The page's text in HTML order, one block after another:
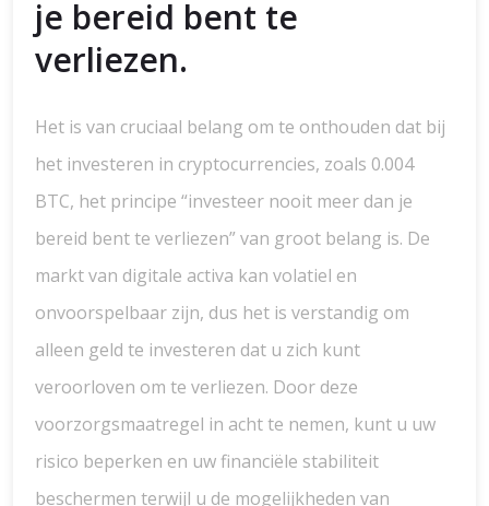
je bereid bent te
verliezen.
Het is van cruciaal belang om te onthouden dat bij
het investeren in cryptocurrencies, zoals 0.004
BTC, het principe “investeer nooit meer dan je
bereid bent te verliezen” van groot belang is. De
markt van digitale activa kan volatiel en
onvoorspelbaar zijn, dus het is verstandig om
alleen geld te investeren dat u zich kunt
veroorloven om te verliezen. Door deze
voorzorgsmaatregel in acht te nemen, kunt u uw
risico beperken en uw financiële stabiliteit
beschermen terwijl u de mogelijkheden van